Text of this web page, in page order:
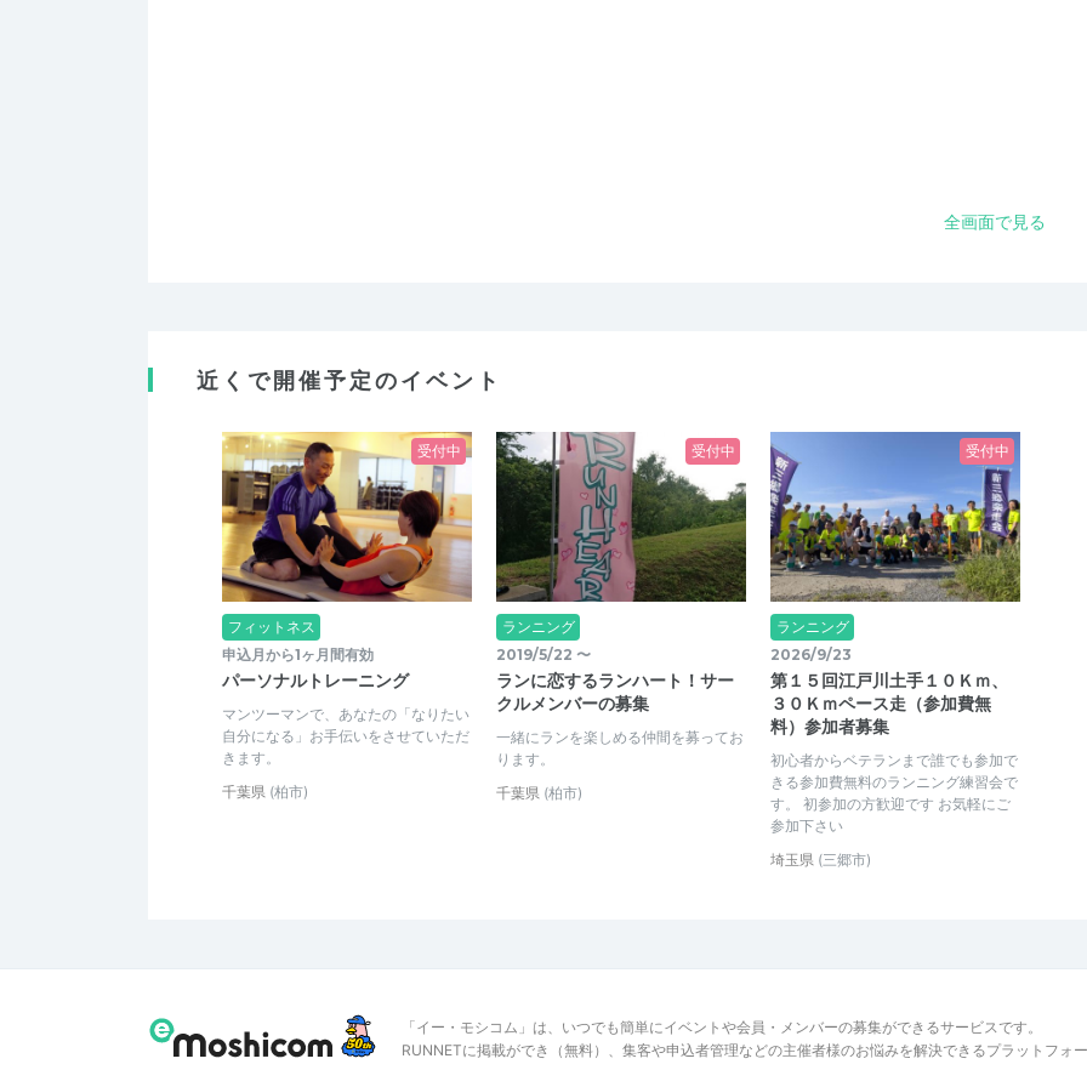
全画面で見る
近くで開催予定のイベント
受付中
フィットネス
申込月から1ヶ月間有効
パーソナルトレーニング
マンツーマンで、あなたの「なりたい
自分になる」お手伝いをさせていただ
きます。
千葉県 (柏市)
受付中
ランニング
2019/5/22 〜
ランに恋するランハート！サー
クルメンバーの募集
一緒にランを楽しめる仲間を募ってお
ります。
千葉県 (柏市)
受付中
ランニング
2026/9/23
第１５回江戸川土手１０Ｋｍ、
３０Ｋｍペース走（参加費無
料）参加者募集
初心者からベテランまで誰でも参加で
きる参加費無料のランニング練習会で
す。 初参加の方歓迎です お気軽にご
参加下さい
埼玉県 (三郷市)
「イー・モシコム」は、いつでも簡単にイベントや会員・メンバーの募集ができるサービスです。
RUNNETに掲載ができ（無料）、集客や申込者管理などの主催者様のお悩みを解決できるプラットフォー